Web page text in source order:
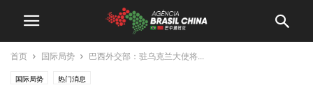
首页 国际局势 巴西外交部：驻乌克兰大使将...
国际局势 热门消息